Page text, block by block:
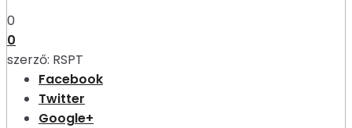
0
0
szerző: RSPT
Facebook
Twitter
Google+